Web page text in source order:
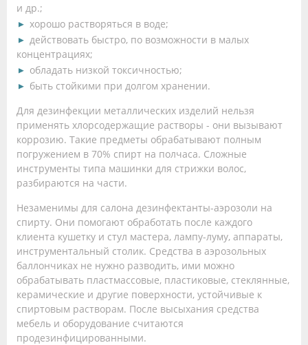
и др.;
хорошо растворяться в воде;
действовать быстро, по возможности в малых
концентрациях;
обладать низкой токсичностью;
быть стойкими при долгом хранении.
Для дезинфекции металлических изделий нельзя
применять хлорсодержащие растворы - они вызывают
коррозию. Такие предметы обрабатывают полным
погружением в 70% спирт на полчаса. Сложные
инструменты типа машинки для стрижки волос,
разбираются на части.
Незаменимы для салона дезинфектанты-аэрозоли на
спирту. Они помогают обработать после каждого
клиента кушетку и стул мастера, лампу-луму, аппараты,
инструментальный столик. Средства в аэрозольных
баллончиках не нужно разводить, ими можно
обрабатывать пластмассовые, пластиковые, стеклянные,
керамические и другие поверхности, устойчивые к
спиртовым растворам. После высыхания средства
мебель и оборудование считаются
продезинфицированными.